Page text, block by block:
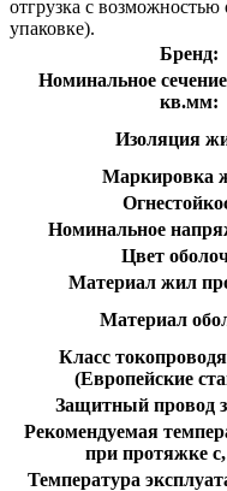
отгрузка с возможностью
упаковке).
Бренд:
Номинальное
кв.мм:
Изоляция
Маркировка
Номинальное
Цвет
Материал жил
Материал
Класс
(Европейские
Защитный провод
Рекомендуемая
при протяжке
Температура